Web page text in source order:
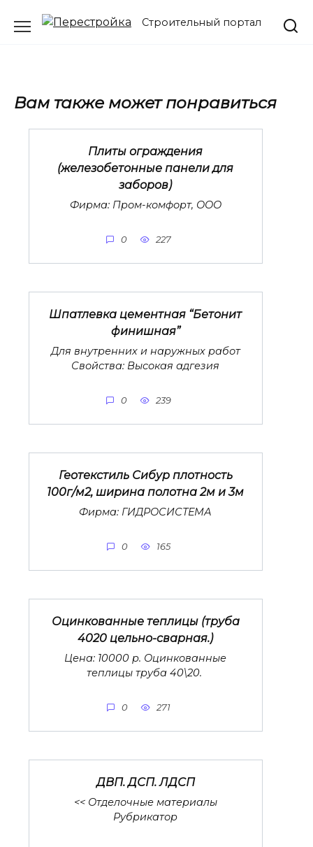
Строительный портал
Вам также может понравиться
Плиты ограждения
(железобетонные панели для
заборов)
Фирма: Пром-комфорт, ООО
0 227
Шпатлевка цементная “Бетонит
финишная”
Для внутренних и наружных работ
Свойства: Высокая адгезия
0 239
Геотекстиль Сибур плотность
100г/м2, ширина полотна 2м и 3м
Фирма: ГИДРОСИСТЕМА
0 165
Оцинкованные теплицы (труба
4020 цельно-сварная.)
Цена: 10000 р. Оцинкованные
теплицы труба 40\20.
0 271
ДВП. ДСП. ЛДСП
<< Отделочные материалы
Рубрикатор